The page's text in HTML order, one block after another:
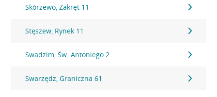
Skórzewo, Zakręt 11
Stęszew, Rynek 11
Swadzim, Św. Antoniego 2
Swarzędz, Graniczna 61